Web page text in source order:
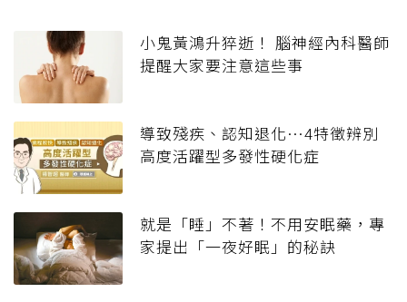
小鬼黃鴻升猝逝！ 腦神經內科醫師
提醒大家要注意這些事
導致殘疾、認知退化…4特徵辨別
高度活躍型多發性硬化症
就是「睡」不著！不用安眠藥，專
家提出「一夜好眠」的秘訣